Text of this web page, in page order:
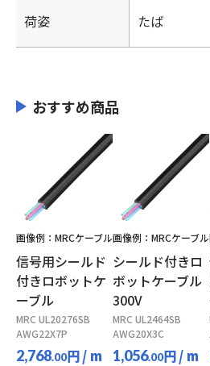
荷姿 たば
おすすめ商品
画像例：MRCケーブル
信号用シールド
付きロボットケ
ーブル
MRC UL20276SB
AWG22X7P
2,768.00円/ m
画像例：MRCケーブル
シールド付きロ
ボットケーブル
300V
MRC UL2464SB
AWG20X3C
1,056.00円/ m